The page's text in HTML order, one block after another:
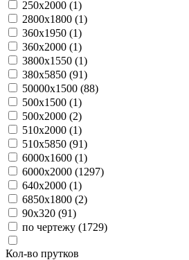
250х2000 (1)
2800х1800 (1)
360х1950 (1)
360х2000 (1)
3800х1550 (1)
380х5850 (91)
50000х1500 (88)
500х1500 (1)
500х2000 (2)
510х2000 (1)
510х5850 (91)
6000х1600 (1)
6000х2000 (1297)
640х2000 (1)
6850х1800 (2)
90х320 (91)
по чертежу (1729)
Кол-во прутков